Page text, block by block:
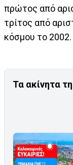
πρώτος από
τρίτος από
κόσμου το 2002.
Τα ακίνητα